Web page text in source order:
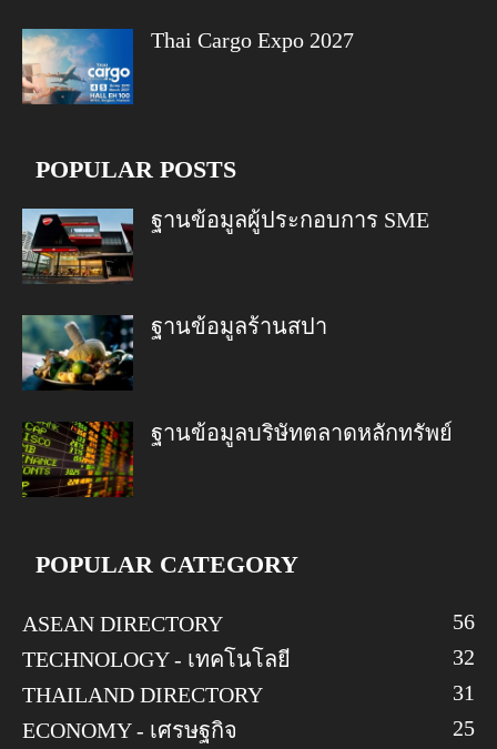
Thai Cargo Expo 2027
POPULAR POSTS
ฐานข้อมูลผู้ประกอบการ SME
ฐานข้อมูลร้านสปา
ฐานข้อมูลบริษัทตลาดหลักทรัพย์
POPULAR CATEGORY
ASEAN DIRECTORY
56
TECHNOLOGY - เทคโนโลยี
32
THAILAND DIRECTORY
31
ECONOMY - เศรษฐกิจ
25